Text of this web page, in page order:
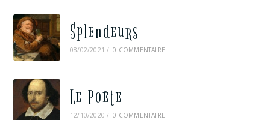
Splendeurs
08/02/2021 / 0 COMMENTAIRE
Le Poëte
12/10/2020 / 0 COMMENTAIRE